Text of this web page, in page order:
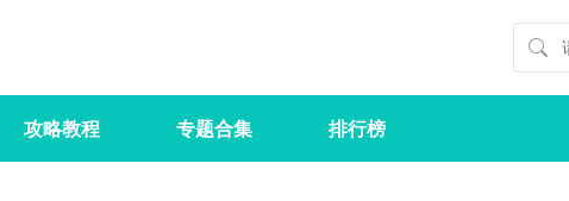
攻略教程 专题合集 排行榜